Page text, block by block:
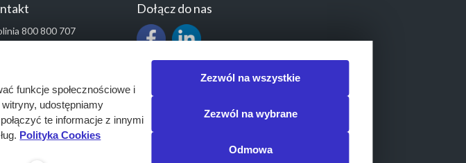
800 800 707
Dołącz do nas
funkcje społecznościowe i
udostępniamy
te informacje z innymi
Polityka Cookies
Zezwól na wszystkie
Zezwól na wybrane
Odmowa